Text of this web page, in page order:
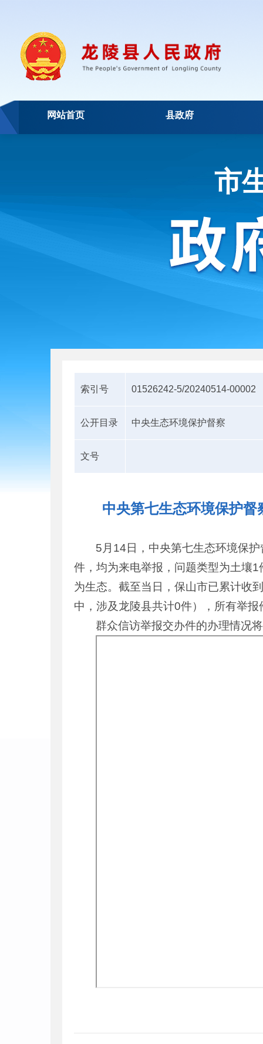
网站首页 县政府
市
索引号 01526242-5/20240514-00002
公开目录 中央生态环境保护督察
文号
中央第七生态环境保护
5月14日，中央第七生态环境保
件，均为来电举报，问题类型为土壤
为生态。截至当日，保山市已累计收
中，涉及龙陵县共计0件），所有举
群众信访举报交办件的办理情况